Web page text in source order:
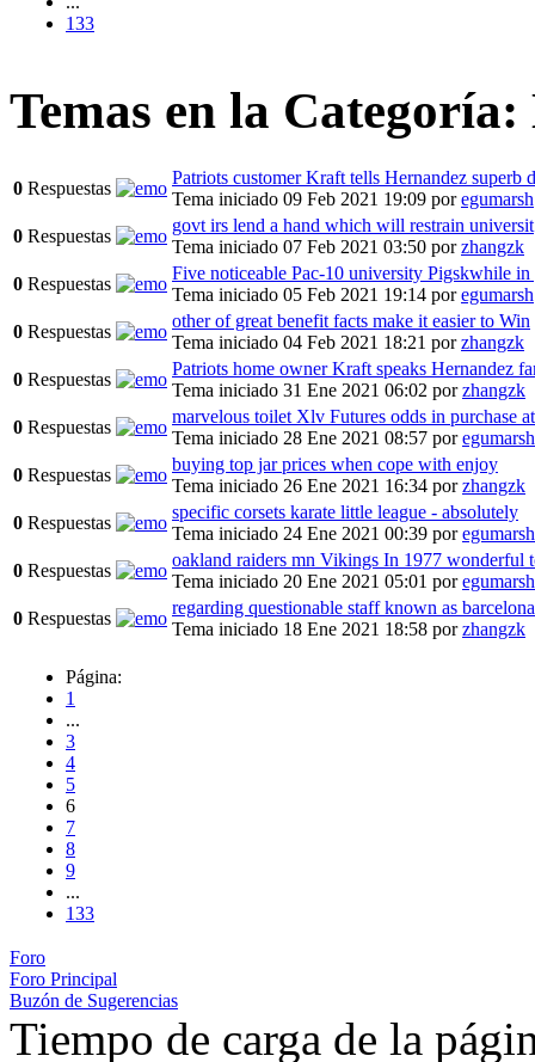
133
Temas en la Categoría:
0 Respuestas
Patriots customer Kraft tells Hernandez superb
Tema iniciado 09 Feb 2021 19:09 poregumarsh
0 Respuestas
govt irs lend a hand which will restrain universit
Tema iniciado 07 Feb 2021 03:50 porzhangzk
0 Respuestas
Five noticeable Pac-10 university Pigskwhile in
Tema iniciado 05 Feb 2021 19:14 poregumarsh
0 Respuestas
other of great benefit facts make it easier to Win
Tema iniciado 04 Feb 2021 18:21 porzhangzk
0 Respuestas
Patriots home owner Kraft speaks Hernandez
Tema iniciado 31 Ene 2021 06:02 porzhangzk
0 Respuestas
marvelous toilet Xlv Futures odds in purchase
Tema iniciado 28 Ene 2021 08:57 poregumarsh
0 Respuestas
buying top jar prices when cope with enjoy
Tema iniciado 26 Ene 2021 16:34 porzhangzk
0 Respuestas
specific corsets karate little league - absolutely
Tema iniciado 24 Ene 2021 00:39 poregumarsh
0 Respuestas
oakland raiders mn Vikings In 1977 wonderful
Tema iniciado 20 Ene 2021 05:01 poregumarsh
0 Respuestas
regarding questionable staff known as barcelona
Tema iniciado 18 Ene 2021 18:58 porzhangzk
Página:
1
...
3
4
5
6
7
8
9
...
133
Foro
Foro Principal
Buzón de Sugerencias
Tiempo de carga de la